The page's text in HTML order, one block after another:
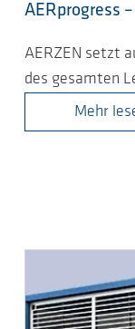
AERprogress
AERZEN setzt
des gesamten
Mehr